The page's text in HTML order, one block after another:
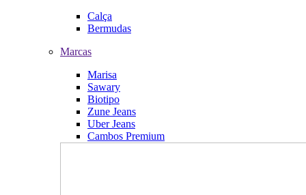
Calça
Bermudas
Marcas
Marisa
Sawary
Biotipo
Zune Jeans
Uber Jeans
Cambos Premium